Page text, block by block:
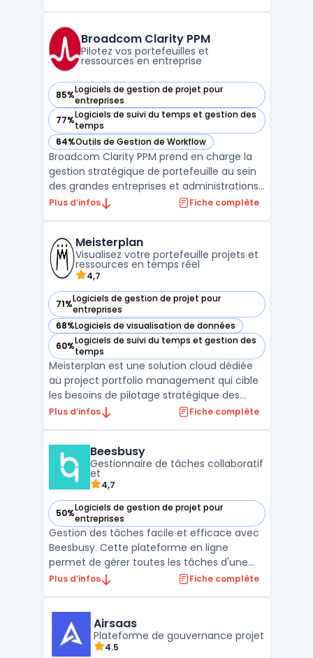
cycle de vie logiciel à grande échelle où la
coordination entre man ...
Broadcom Clarity PPM
Pilotez vos portefeuilles et
ressources en entreprise
85%Logiciels de gestion de projet pour
entreprises
— voir Broadcom Clarity PPM dans cette catégorie
77%Logiciels de suivi du temps et gestion des
temps
— voir Broadcom Clarity PPM dans cette catégorie
64%Outils de Gestion de Workflow
— voir Broadcom Clarity PPM dans cette catégorie
Broadcom Clarity PPM prend en charge la
gestion stratégique de portefeuille au sein
des grandes entreprises et administrations
publiques. Le logiciel s’adresse aux équipes
centraliser leurs budgets, aligner les ress ...
Plus d’infos Fiche complète
Meisterplan
Visualisez votre portefeuille projets et
ressources en temps réel
4,7
71%Logiciels de gestion de projet pour
entreprises
— voir Meisterplan dans cette catégorie
68%Logiciels de visualisation de données
— voir Meisterplan dans cette catégorie
60%Logiciels de suivi du temps et gestion des
temps
— voir Meisterplan dans cette catégorie
Meisterplan est une solution cloud dédiée
au project portfolio management qui cible
les besoins de pilotage stratégique des
portefeuilles projets et de gestion des
temps réel des projets et des capacités
disponibles, sans ...
Plus d’infos Fiche complète
Beesbusy
Gestionnaire de tâches collaboratif
et
4,7
50%Logiciels de gestion de projet pour
entreprises
— voir Beesbusy dans cette catégorie
Gestion des tâches facile et efficace avec
Beesbusy. Cette plateforme en ligne
permet de gérer toutes les tâches d'une
équipe tout en suivant l'avancement de
du temps, la collaboration et la
communication entre le ...
Plus d’infos Fiche complète
Airsaas
Plateforme de gouvernance projet
4.5